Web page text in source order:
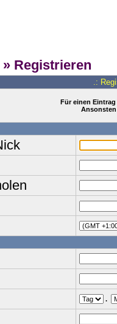
Registrieren
.:
Für einen
.